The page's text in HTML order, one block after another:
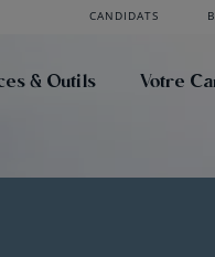
CANDIDATS
& Outils Votre